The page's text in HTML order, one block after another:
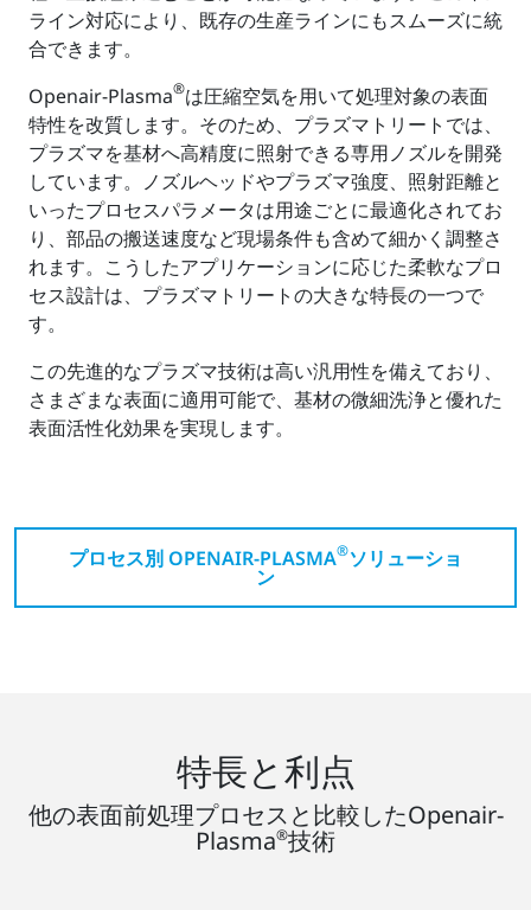
ライン対応により、既存の生産ラインにもスムーズに統
合できます。
Openair-Plasma®は圧縮空気を用いて処理対象の表面
特性を改質します。そのため、プラズマトリートでは、
プラズマを基材へ高精度に照射できる専用ノズルを開発
しています。ノズルヘッドやプラズマ強度、照射距離と
いったプロセスパラメータは用途ごとに最適化されてお
り、部品の搬送速度など現場条件も含めて細かく調整さ
れます。こうしたアプリケーションに応じた柔軟なプロ
セス設計は、プラズマトリートの大きな特長の一つで
す。
この先進的なプラズマ技術は高い汎用性を備えており、
さまざまな表面に適用可能で、基材の微細洗浄と優れた
表面活性化効果を実現します。
プロセス別 OPENAIR-PLASMA®ソリューショ
ン
特長と利点
他の表面前処理プロセスと比較したOpenair-
Plasma®技術